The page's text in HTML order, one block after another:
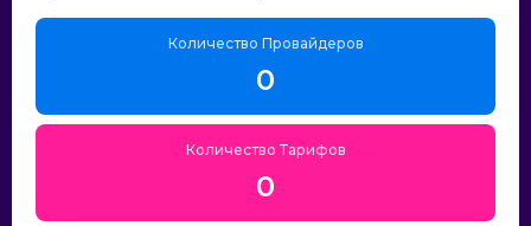
Количество Провайдеров
0
Количество Тарифов
0